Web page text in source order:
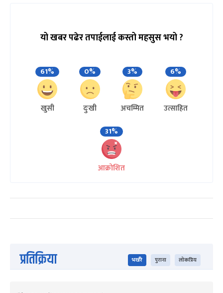
यो खबर पढेर तपाईलाई कस्तो महसुस भयो ?
61%
खुसी
0%
दुःखी
3%
अचम्मित
6%
उत्साहित
31%
आक्रोशित
प्रतिक्रिया भर्खरै पुराना लोकप्रिय